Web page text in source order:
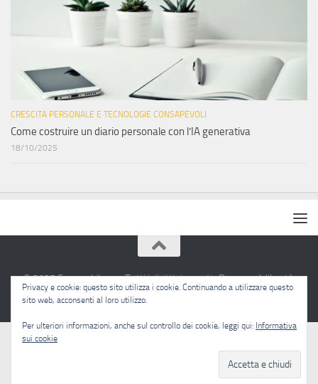
CRESCITA PERSONALE E TECNOLOGIE CONSAPEVOLI
Come costruire un diario personale con l’IA generativa
18/10/2025
© 2025 Sapere Libero · Tutti i diritti riservati · Pensare è libertà.
Privacy e cookie: questo sito utilizza i cookie. Continuando a utilizzare questo
sito web, acconsenti al loro utilizzo.
Per ulteriori informazioni, anche sul controllo dei cookie, leggi qui: Informativa
sui cookie